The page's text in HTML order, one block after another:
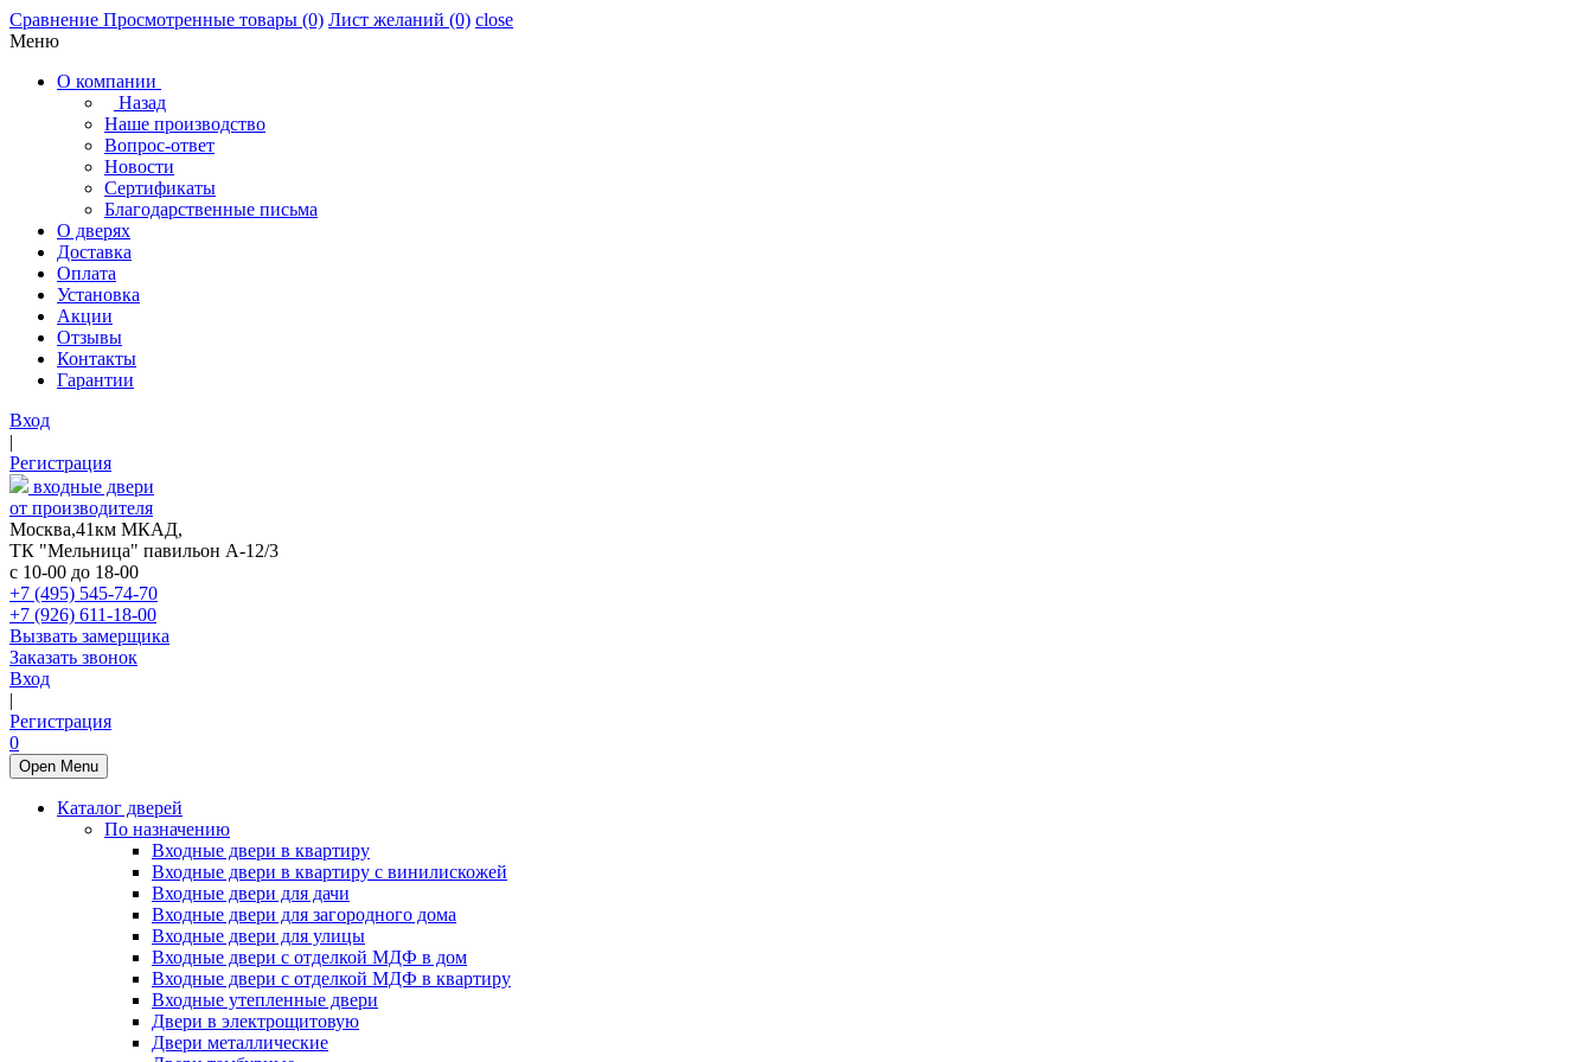
Сравнение Просмотренные товары (0) Лист желаний (0) close
Меню
О компании
Назад
Наше производство
Вопрос-ответ
Новости
Сертификаты
Благодарственные письма
О дверях
Доставка
Оплата
Установка
Акции
Отзывы
Контакты
Гарантии
Вход
|
Регистрация
входные двери
от производителя
Москва,41км МКАД,
ТК "Мельница" павильон А-12/3
с 10-00 до 18-00
+7 (495) 545-74-70
+7 (926) 611-18-00
Вызвать замерщика
Заказать звонок
Вход
|
Регистрация
0
Open Menu
Каталог дверей
По назначению
Входные двери в квартиру
Входные двери в квартиру с винилискожей
Входные двери для дачи
Входные двери для загородного дома
Входные двери для улицы
Входные двери с отделкой МДФ в дом
Входные двери с отделкой МДФ в квартиру
Входные утепленные двери
Двери в электрощитовую
Двери металлические